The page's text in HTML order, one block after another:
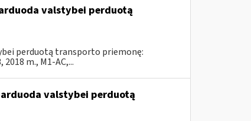
valstybei perduotą
perduotą transporto priemonę:
m., M1-AC,...
valstybei perduotą